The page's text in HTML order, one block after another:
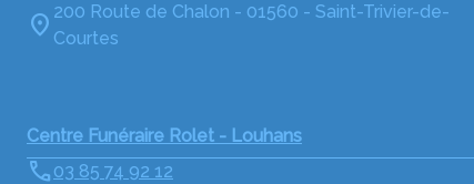
200 Route de Chalon - 01560 - Saint-Trivier-de-
Courtes
Centre Funéraire Rolet - Louhans
03 85 74 92 12